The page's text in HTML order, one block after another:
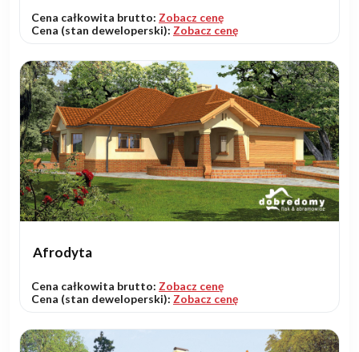
Cena całkowita brutto: Zobacz cenę
Cena (stan deweloperski): Zobacz cenę
Afrodyta
Cena całkowita brutto: Zobacz cenę
Cena (stan deweloperski): Zobacz cenę